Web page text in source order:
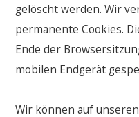
gelöscht werden. Wir
permanente Cookies.
Ende der
mobilen Endgerät
Wir können auf